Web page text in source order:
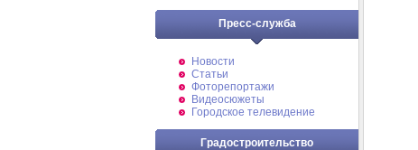
Пресс-служба
Новости
Статьи
Фоторепортажи
Видеосюжеты
Городское телевидение
Градостроительство